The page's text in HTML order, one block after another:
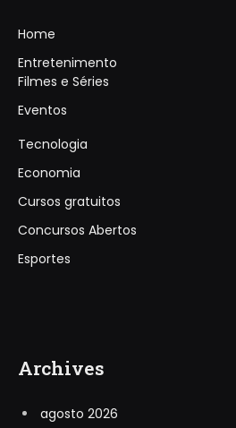
Home
Entretenimento
Filmes e Séries
Eventos
Tecnologia
Economia
Cursos gratuitos
Concursos Abertos
Esportes
Archives
agosto 2026